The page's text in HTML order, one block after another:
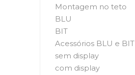
Montagem no teto
BLU
BIT
Acessórios BLU e BIT
sem display
com display